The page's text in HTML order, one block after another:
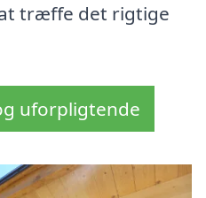
træffe det rigtige
uforpligtende